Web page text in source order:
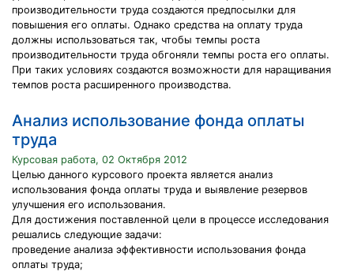
производительности труда создаются предпосылки для
повышения его оплаты. Однако средства на оплату труда
должны использоваться так, чтобы темпы роста
производительности труда обгоняли темпы роста его оплаты.
При таких условиях создаются возможности для наращивания
темпов роста расширенного производства.
Анализ использование фонда оплаты
труда
Курсовая работа, 02 Октября 2012
Целью данного курсового проекта является анализ
использования фонда оплаты труда и выявление резервов
улучшения его использования.
Для достижения поставленной цели в процессе исследования
решались следующие задачи:
проведение анализа эффективности использования фонда
оплаты труда;